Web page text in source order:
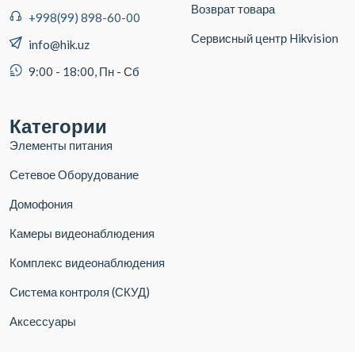
+998(99) 898-60-00
info@hik.uz
9:00 - 18:00, Пн - Сб
Возврат товара
Сервисный центр Hikvision
Категории
Элементы питания
Сетевое Оборудование
Домофония
Камеры видеонаблюдения
Комплекс видеонаблюдения
Система контроля (СКУД)
Аксессуары